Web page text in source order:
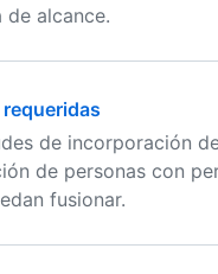
de alcance.
de incorporación
de personas con
fusionar.